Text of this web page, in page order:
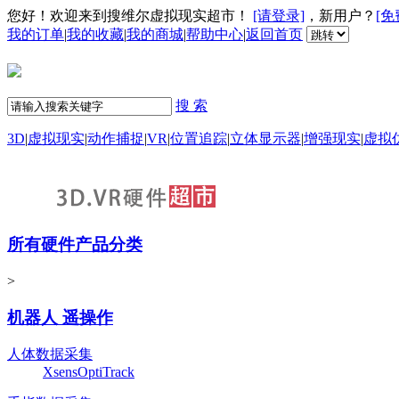
您好！欢迎来到搜维尔虚拟现实超市！ [请登录] ，新用户？ [免
我的订单|我的收藏|我的商城|帮助中心|返回首页
搜 索
3D|虚拟现实|动作捕捉|VR|位置追踪|立体显示器|增强现实|虚拟
所有硬件产品分类
>
机器人 遥操作
人体数据采集
XsensOptiTrack